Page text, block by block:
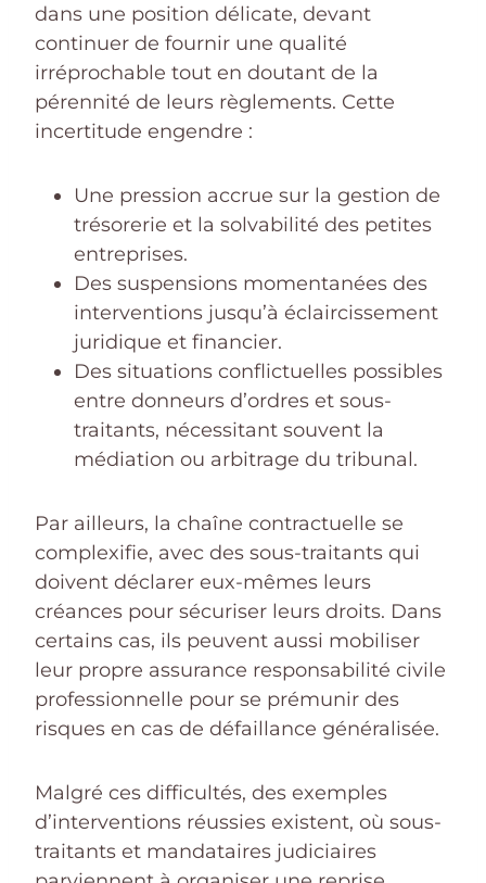
dans une position délicate, devant
continuer de fournir une qualité
irréprochable tout en doutant de la
pérennité de leurs règlements. Cette
incertitude engendre :
Une pression accrue sur la gestion de
trésorerie et la solvabilité des petites
entreprises.
Des suspensions momentanées des
interventions jusqu’à éclaircissement
juridique et financier.
Des situations conflictuelles possibles
entre donneurs d’ordres et sous-
traitants, nécessitant souvent la
médiation ou arbitrage du tribunal.
Par ailleurs, la chaîne contractuelle se
complexifie, avec des sous-traitants qui
doivent déclarer eux-mêmes leurs
créances pour sécuriser leurs droits. Dans
certains cas, ils peuvent aussi mobiliser
leur propre assurance responsabilité civile
professionnelle pour se prémunir des
risques en cas de défaillance généralisée.
Malgré ces difficultés, des exemples
d’interventions réussies existent, où sous-
traitants et mandataires judiciaires